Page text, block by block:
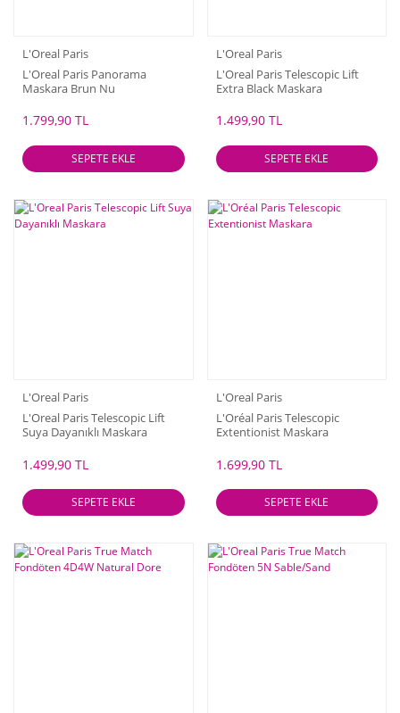
L'Oreal Paris
L'Oreal Paris Panorama
Maskara Brun Nu
1.799,90 TL
SEPETE EKLE
L'Oreal Paris
L'Oreal Paris Telescopic Lift
Extra Black Maskara
1.499,90 TL
SEPETE EKLE
L'Oreal Paris
L'Oreal Paris Telescopic Lift
Suya Dayanıklı Maskara
1.499,90 TL
SEPETE EKLE
L'Oreal Paris
L'Oréal Paris Telescopic
Extentionist Maskara
1.699,90 TL
SEPETE EKLE